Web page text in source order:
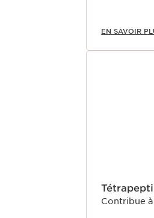
EN SAVOIR
Contribue